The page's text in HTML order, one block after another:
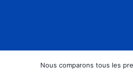
Nous comparons tous les